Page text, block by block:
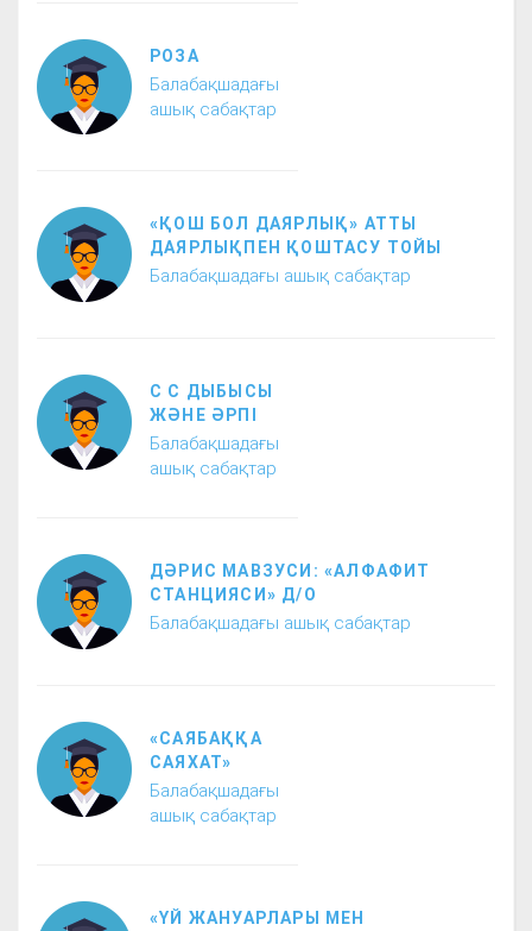
РОЗА
Балабақшадағы
ашық сабақтар
«ҚОШ БОЛ ДАЯРЛЫҚ» АТТЫ
ДАЯРЛЫҚПЕН ҚОШТАСУ ТОЙЫ
Балабақшадағы ашық сабақтар
С С ДЫБЫСЫ
ЖӘНЕ ӘРПІ
Балабақшадағы
ашық сабақтар
ДӘРИС МАВЗУСИ: «АЛФАФИТ
СТАНЦИЯСИ» Д/О
Балабақшадағы ашық сабақтар
«САЯБАҚҚА
САЯХАТ»
Балабақшадағы
ашық сабақтар
«ҮЙ ЖАНУАРЛАРЫ МЕН